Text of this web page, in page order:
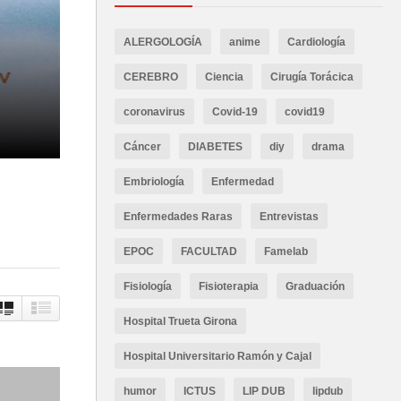
ALERGOLOGÍA anime Cardiología
CEREBRO Ciencia Cirugía Torácica
coronavirus Covid-19 covid19
Cáncer DIABETES diy drama
Embriología Enfermedad
Enfermedades Raras Entrevistas
EPOC FACULTAD Famelab
Fisiología Fisioterapia Graduación
Hospital Trueta Girona
Hospital Universitario Ramón y Cajal
humor ICTUS LIP DUB lipdub